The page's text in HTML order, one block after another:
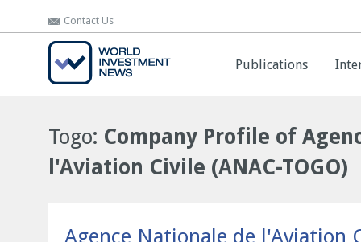
Contact Us
Publications
Contact Us
Publications
Togo: Company Profile of
l'Aviation Civile (ANAC-TOGO)
Agence Nationale de l'Aviation